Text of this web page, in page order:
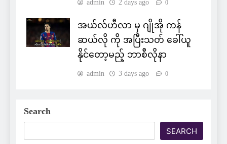
admin 2 days ago 0
အယ်လ်ဟီလာ မှ ဂျိုအို ကန်
ဆယ်လို ကို အပြီးသတ် ခေါ်ယူ
နိုင်တော့မည့် ဘာစီလိုနာ
admin 3 days ago 0
Search
SEARCH